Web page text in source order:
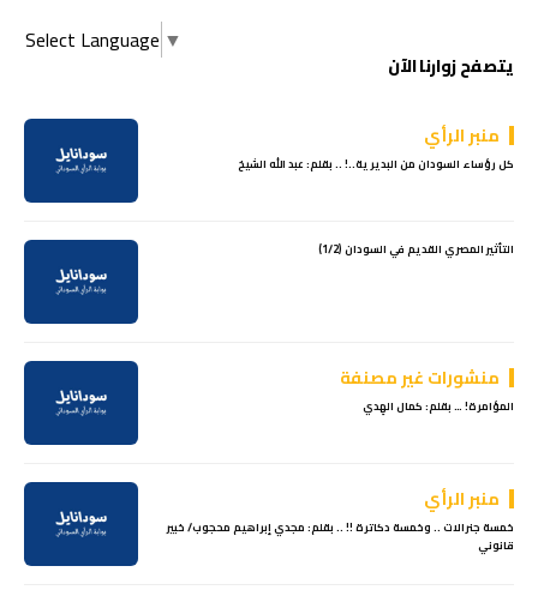
Select Language ▼
يتصفح زوارنا الآن
منبر الرأي
كل رؤساء السودان من البديرية..! .. بقلم: عبد الله الشيخ
التأثير المصري القديم في السودان (1/2)
منشورات غير مصنفة
المؤامرة! … بقلم: كمال الهِدي
منبر الرأي
خمسة جنرالات .. وخمسة دكاترة !! .. بقلم: مجدي إبراهيم محجوب/ خبير
قانوني